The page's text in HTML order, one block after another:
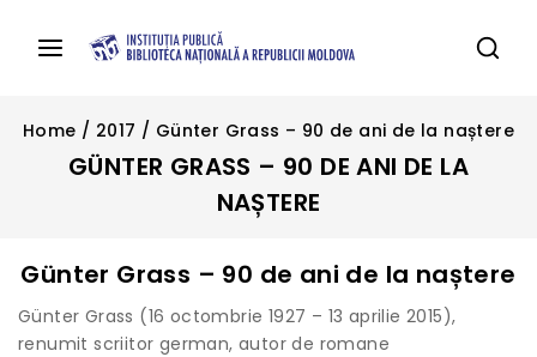
Home / 2017 / Günter Grass – 90 de ani de la naștere
GÜNTER GRASS – 90 DE ANI DE LA
NAȘTERE
Günter Grass – 90 de ani de la naștere
Günter Grass (16 octombrie 1927 – 13 aprilie 2015),
renumit scriitor german, autor de romane